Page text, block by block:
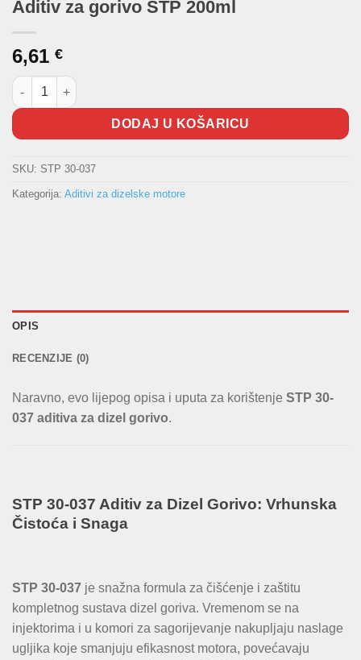
Aditiv za gorivo STP 200ml
6,61 €
Aditiv za gorivo STP 200ml količina
DODAJ U KOŠARICU
SKU: STP 30-037
Kategorija: Aditivi za dizelske motore
OPIS
RECENZIJE (0)
Naravno, evo lijepog opisa i uputa za korištenje STP 30-
037 aditiva za dizel gorivo.
STP 30-037 Aditiv za Dizel Gorivo: Vrhunska
Čistoća i Snaga
STP 30-037 je snažna formula za čišćenje i zaštitu
kompletnog sustava dizel goriva. Vremenom se na
injektorima i u komori za sagorijevanje nakupljaju naslage
ugljika koje smanjuju efikasnost motora, povećavaju